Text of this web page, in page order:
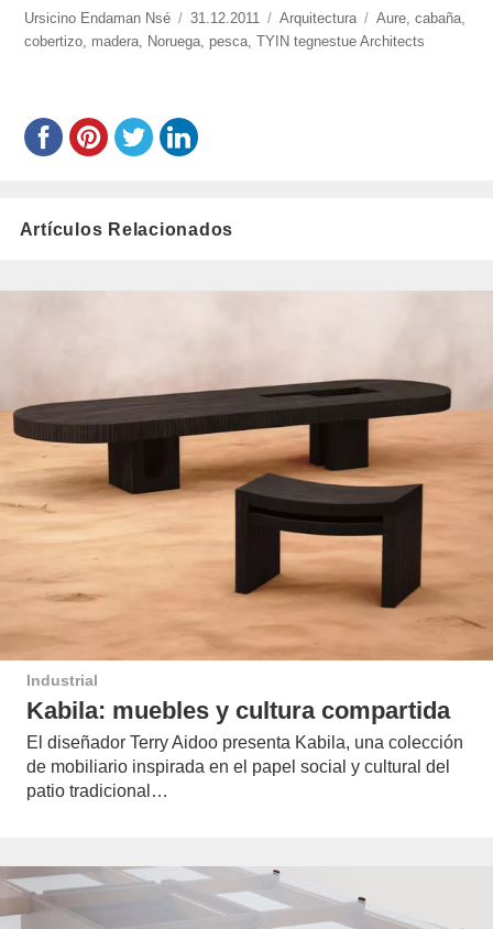
https://www.experimenta.es/author/ursicino-
endaman-
Ursicino Endaman Nsé
Publicado
el
31.12.2011 Categorías
Arquitectura Etiquetas
Aure ,cabaña
cobertizo madera Noruega pesca ,TYIN tegnestue Architects
Artículos Relacionados
Industrial
Kabila: muebles y cultura compartida
El diseñador Terry Aidoo presenta Kabila, una colección
de mobiliario inspirada en el papel social y cultural del
patio tradicional…